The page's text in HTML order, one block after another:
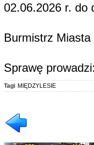
02.06.2026 r. do
Burmistrz
Sprawę
Tagi MIĘDZYLESIE